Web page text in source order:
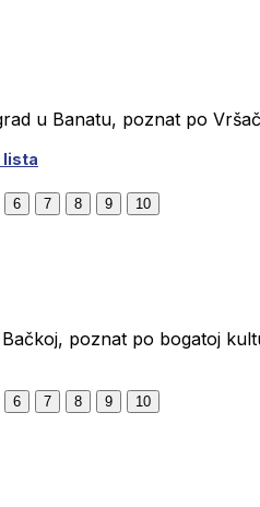
u Banatu, poznat po
lista
6 7 8 9 10
poznat po bogatoj
6 7 8 9 10